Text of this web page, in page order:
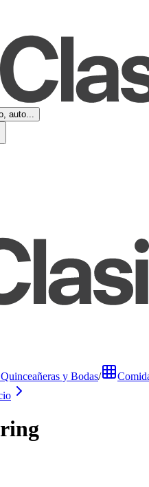
auto...
y Bodas/